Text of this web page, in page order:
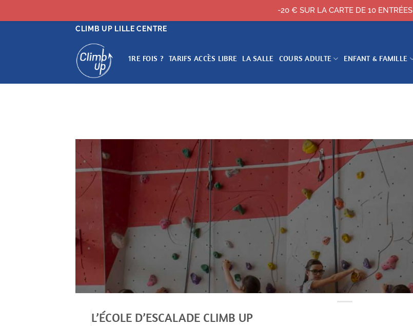
CLIMB UP LILLE CENTRE
1RE FOIS ? TARIFS ACCÈS LIBRE LA SALLE COURS ADULTE ENFANT & FAMILLE
L’ÉCOLE D’ESCALADE CLIMB UP
-20 € SUR LA CARTE DE 10 ENTRÉES